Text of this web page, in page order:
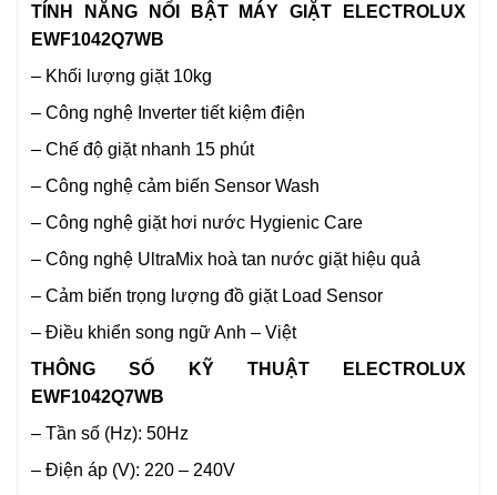
TÍNH NĂNG NỔI BẬT MÁY GIẶT ELECTROLUX
EWF1042Q7WB
– Khối lượng giặt 10kg
– Công nghệ Inverter tiết kiệm điện
– Chế độ giặt nhanh 15 phút
– Công nghệ cảm biến Sensor Wash
– Công nghệ giặt hơi nước Hygienic Care
– Công nghệ UltraMix hoà tan nước giặt hiệu quả
– Cảm biến trọng lượng đồ giặt Load Sensor
– Điều khiển song ngữ Anh – Việt
THÔNG SỐ KỸ THUẬT ELECTROLUX
EWF1042Q7WB
– Tần số (Hz): 50Hz
– Điện áp (V): 220 – 240V